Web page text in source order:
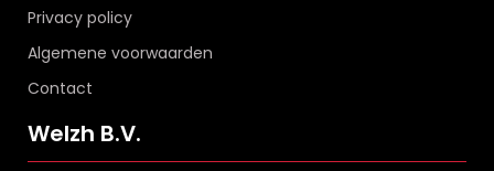
Privacy policy
Algemene voorwaarden
Contact
Welzh B.V.